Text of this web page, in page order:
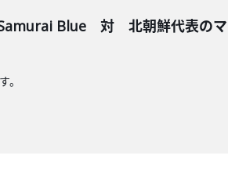
Blue 対 北朝鮮代表の
。